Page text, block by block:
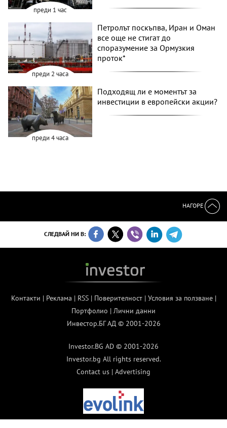
преди 1 час
преди 2 часа
Петролът поскъпва, Иран и Оман
все още не стигат до
споразумение за Ормузкия
проток*
преди 4 часа
Подходящ ли е моментът за
инвестиции в европейски акции?
НАГОРЕ
СЛЕДВАЙ НИ В:
Контакти | Реклама | RSS| Поверителност| Условия за ползване|
Портфолио | Лични данни
Инвестор.БГ АД © 2001-2026
Investor.BG AD © 2001-2026
Investor.bg All rights reserved.
Contact us | Advertising